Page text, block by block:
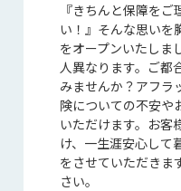
『きちんと保障を
い！』そんな思いを
をオープンいたしま
人異なります。ご都
みませんか？アフラ
険についての不安や
いただけます。お客
け、一生涯安心して
をさせていただきま
さい。